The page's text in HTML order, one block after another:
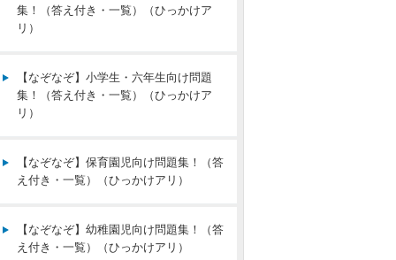
集！（答え付き・一覧）（ひっかけア
リ）
【なぞなぞ】小学生・六年生向け問題
集！（答え付き・一覧）（ひっかけア
リ）
【なぞなぞ】保育園児向け問題集！（答
え付き・一覧）（ひっかけアリ）
【なぞなぞ】幼稚園児向け問題集！（答
え付き・一覧）（ひっかけアリ）